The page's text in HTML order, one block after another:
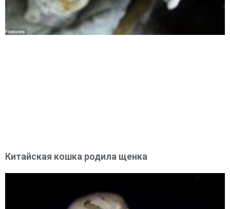
Китайская кошка родила щенка